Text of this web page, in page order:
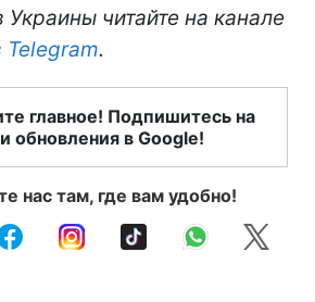
Украины читайте на канале
Telegram.
главное! Подпишитесь на
обновления в Google!
нас там, где вам удобно!